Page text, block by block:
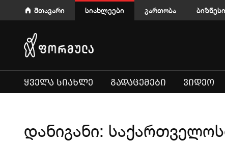
მთავარი სიახლეები გართობა ბიზნესი
ᲧᲕᲔᲚᲐ ᲡᲘᲐᲮᲚᲔ ᲒᲐᲓᲐᲪᲔᲛᲔᲑᲘ ᲕᲘᲓᲔᲝ
დანიგანი: